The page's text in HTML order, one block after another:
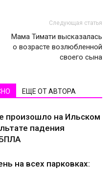
Следующая статья
Мама Тимати высказалась
о возрасте возлюбленной
своего сына
ЕЩЕ ОТ АВТОРА
произошло на Ильском
падения
на всех парковках: